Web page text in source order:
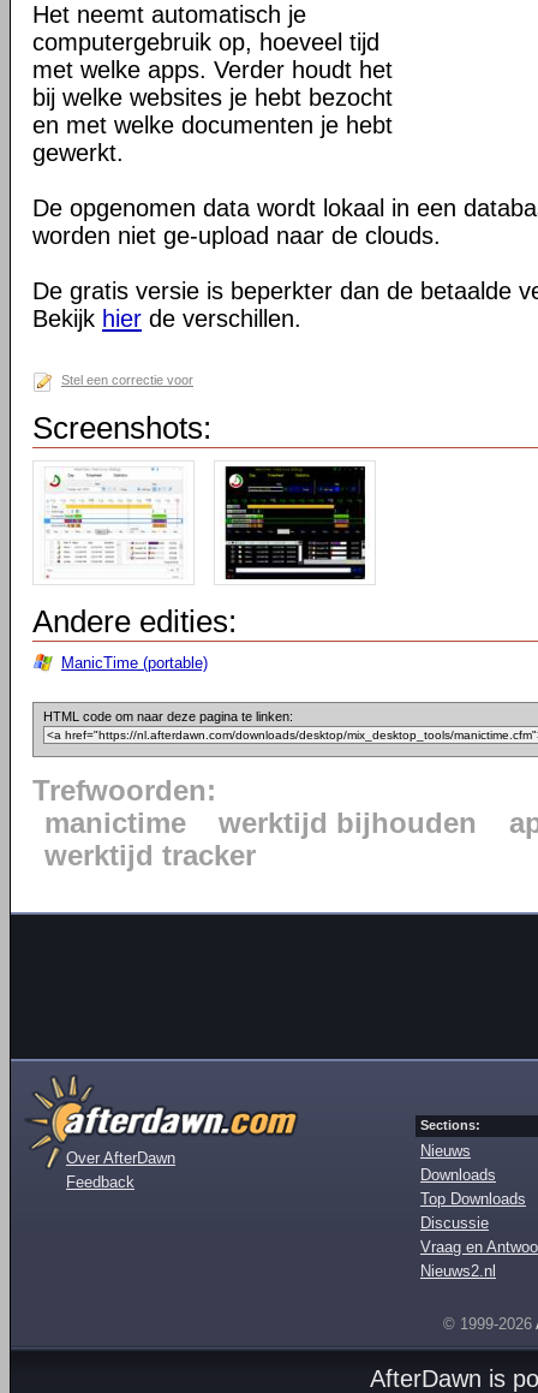
Het neemt automatisch je
computergebruik op, hoeveel tijd
met welke apps. Verder houdt het
bij welke websites je hebt bezocht
en met welke documenten je hebt
gewerkt.
De opgenomen data wordt lokaal in een
worden niet ge-upload naar de clouds.
De gratis versie is beperkter dan de betaalde
Bekijk hier de verschillen.
Stel een correctie voor
Screenshots:
Andere edities:
ManicTime (portable)
HTML code om naar deze pagina te linken:
Trefwoorden:
manictime
werktijd bijhouden
werktijd tracker
Over AfterDawn
Feedback
Sections:
Nieuws
Downloads
Top Downloads
Discussie
Vraag en
Nieuws2.nl
© 1999-2026
AfterDawn is